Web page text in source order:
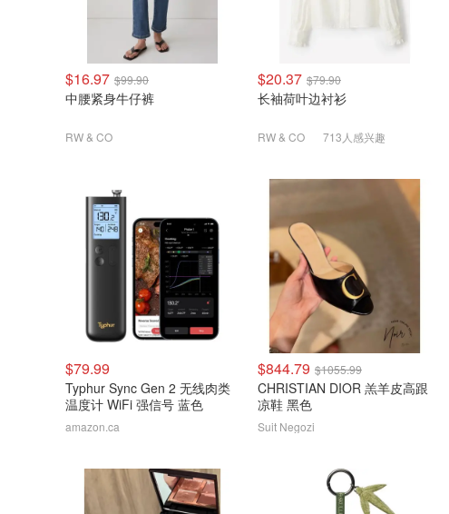
$16.97 $99.90
中腰紧身牛仔裤
RW & CO
$20.37 $79.90
长袖荷叶边衬衫
RW & CO 713人感兴趣
$79.99
Typhur Sync Gen 2 无线肉类
温度计 WiFi 强信号 蓝色
amazon.ca
$844.79 $1055.99
CHRISTIAN DIOR 羔羊皮高跟
凉鞋 黑色
Suit Negozi